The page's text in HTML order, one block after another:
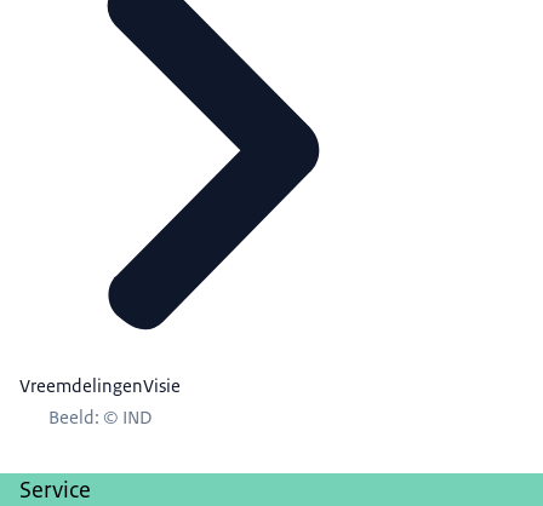
VreemdelingenVisie
Beeld: © IND
Service